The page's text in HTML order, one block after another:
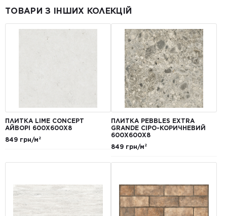
ТОВАРИ З ІНШИХ КОЛЕКЦІЙ
ПЛИТКА LIME CONCEPT
АЙВОРІ 600Х600Х8
849 грн/м²
ПЛИТКА PEBBLES EXTRA
GRANDE СІРО-КОРИЧНЕВИЙ
600Х600Х8
849 грн/м²